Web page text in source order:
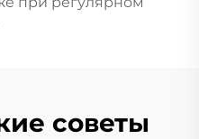
советы